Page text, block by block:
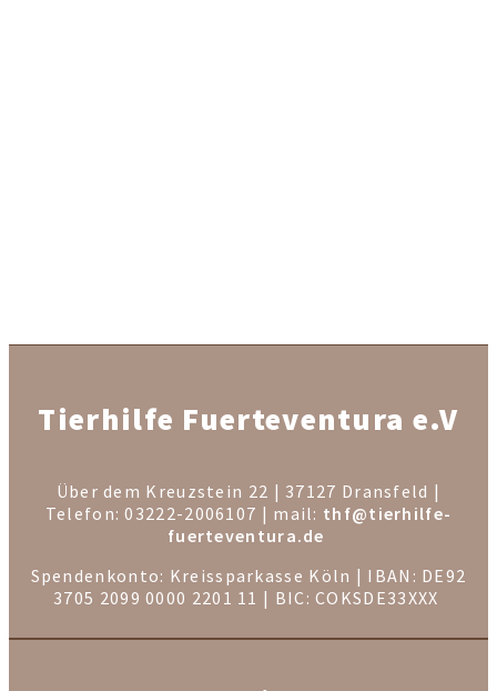
Tierhilfe Fuerteventura e.V
Über dem Kreuzstein 22 | 37127 Dransfeld |
Telefon: 03222-2006107 | mail: thf@tierhilfe-
fuerteventura.de
Spendenkonto: Kreissparkasse Köln | IBAN: DE92
3705 2099 0000 2201 11 | BIC: COKSDE33XXX